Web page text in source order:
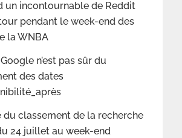
un incontournable de Reddit
pendant le week-end des
la WNBA
n’est pas sûr du
des dates
classement de la recherche
24 juillet au week-end